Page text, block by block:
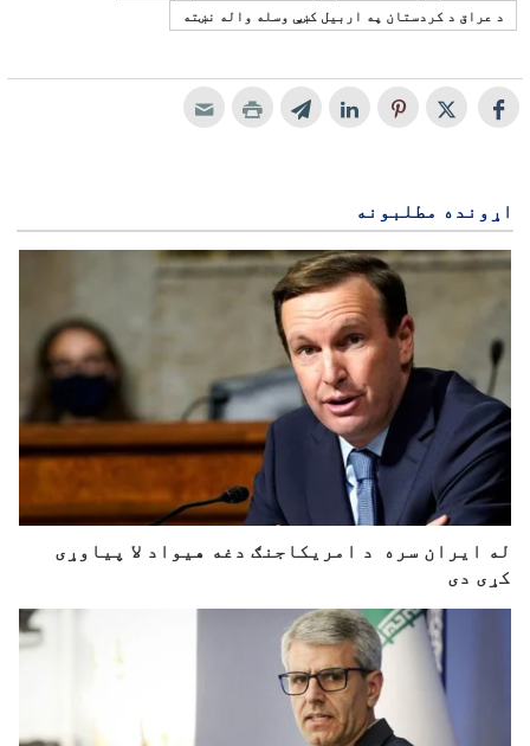
د عراق د کردستان په اربیل کښې وسله واله نښته
اړونده مطلبونه
له ایران سره د امریکاجنګ دغه هیواد لا پیاوړی
کړی دی